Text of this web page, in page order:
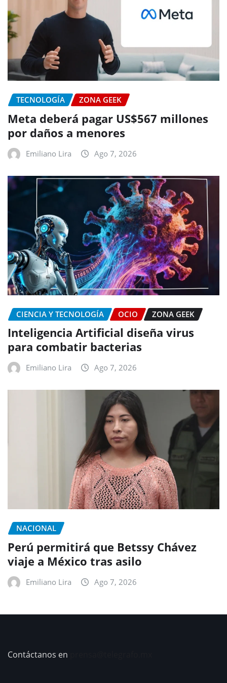
TECNOLOGÍA ZONA GEEK
Meta deberá pagar US$567 millones
por daños a menores
Emiliano Lira Ago 7, 2026
CIENCIA Y TECNOLOGÍA OCIO ZONA GEEK
Inteligencia Artificial diseña virus
para combatir bacterias
Emiliano Lira Ago 7, 2026
NACIONAL
Perú permitirá que Betssy Chávez
viaje a México tras asilo
Emiliano Lira Ago 7, 2026
Contáctanos en